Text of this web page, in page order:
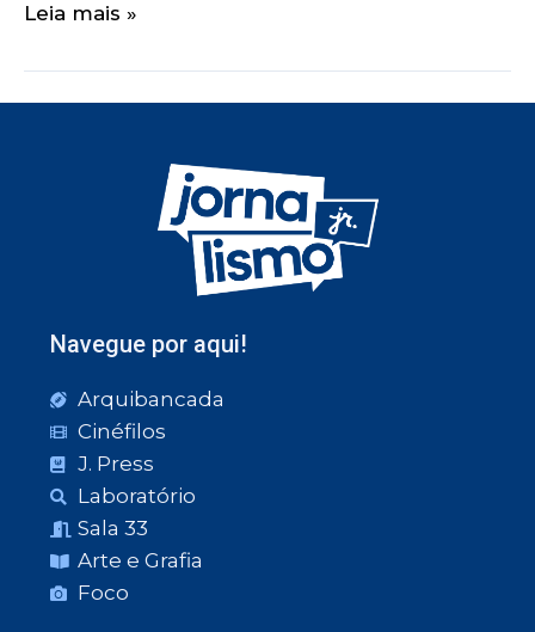
Leia mais »
Navegue por aqui!
Arquibancada
Cinéfilos
J. Press
Laboratório
Sala 33
Arte e Grafia
Foco